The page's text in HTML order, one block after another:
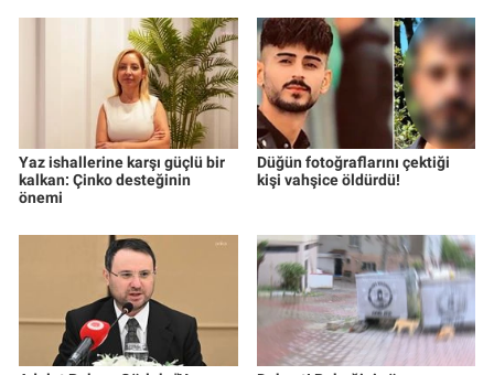
Yaz ishallerine karşı güçlü bir
kalkan: Çinko desteğinin
önemi
Düğün fotoğraflarını çektiği
kişi vahşice öldürdü!